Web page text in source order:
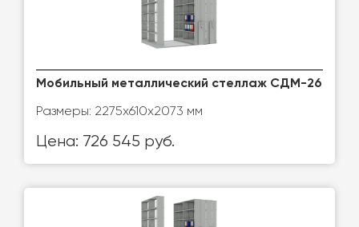
Мобильный металлический стеллаж СДМ-26
Размеры: 2275x610x2073 мм
Цена: 726 545 руб.